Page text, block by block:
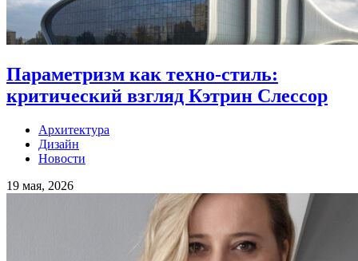
Параметризм как техно-стиль:
критический взгляд Кэтрин Слессор
Архитектура
Дизайн
Новости
19 мая, 2026